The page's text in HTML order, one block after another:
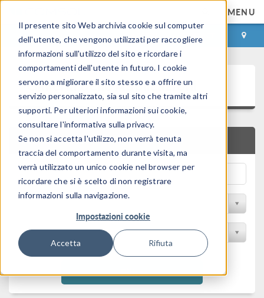
Il presente sito Web archivia cookie sul computer
dell'utente, che vengono utilizzati per raccogliere
informazioni sull'utilizzo del sito e ricordare i
comportamenti dell'utente in futuro. I cookie
servono a migliorare il sito stesso e a offrire un
servizio personalizzato, sia sul sito che tramite altri
supporti. Per ulteriori informazioni sui cookie,
consultare l'informativa sulla privacy.
Se non si accetta l'utilizzo, non verrà tenuta
traccia del comportamento durante visita, ma
verrà utilizzato un unico cookie nel browser per
ricordare che si è scelto di non registrare
informazioni sulla navigazione.
Impostazioni cookie
Accetta Rifiuta
MENU
ACCEDI CONTACT
Galleria delle Applicazioni
RICERCA RAPIDA
Filtra per Prodotto
Filtra